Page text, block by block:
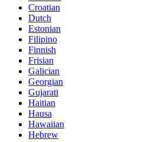
Croatian
Dutch
Estonian
Filipino
Finnish
Frisian
Galician
Georgian
Gujarati
Haitian
Hausa
Hawaiian
Hebrew